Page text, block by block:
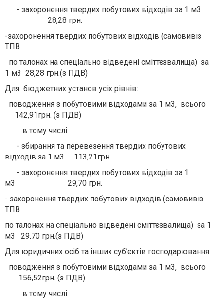
- захоронення твердих побутових відходів за 1 м3
28,28 грн.
-захоронення твердих побутових відходів (самовивіз
ТПВ
по талонах на спеціально відведені сміттєзвалища) за
1 м3 28,28 грн.(з ПДВ)
Для бюджетних установ усіх рівнів:
поводження з побутовими відходами за 1 м3, всього
142,91грн. (з ПДВ)
в тому числі:
- збирання та перевезення твердих побутових
відходів за 1 м3 113,21грн.
- захоронення твердих побутових відходів за 1
м3 29,70 грн.
- захоронення твердих побутових відходів (самовивіз
ТПВ
по талонах на спеціально відведені сміттєзвалища) за 1
м3 29,70 грн.(з ПДВ)
Для юридичних осіб та інших суб’єктів господарювання:
поводження з побутовими відходами за 1 м3, всього
156,52грн. (з ПДВ)
в тому числі: